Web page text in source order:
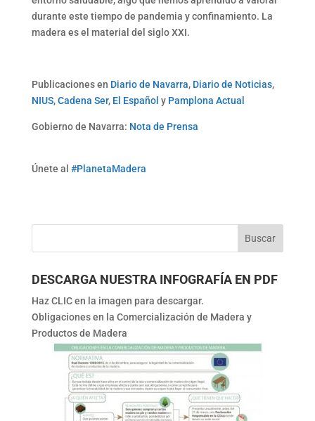
durante este tiempo de pandemia y confinamiento. La
madera es el material del siglo XXI.
Publicaciones en Diario de Navarra, Diario de Noticias,
NIUS,Cadena Ser, El Español y Pamplona Actual
Gobierno de Navarra: Nota de Prensa
Únete al #PlanetaMadera
DESCARGA NUESTRA INFOGRAFÍA EN PDF
Haz CLIC en la imagen para descargar.
Obligaciones en la Comercialización de Madera y
Productos de Madera